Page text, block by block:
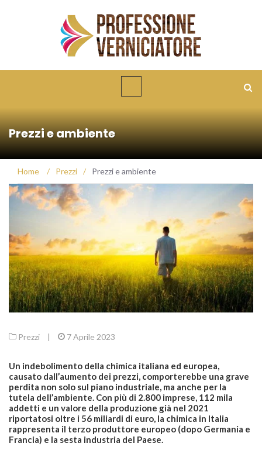
Prezzi e ambiente
Home / Prezzi / Prezzi e ambiente
Prezzi | 7 Aprile 2023
Un indebolimento della chimica italiana ed europea,
causato dall’aumento dei prezzi, comporterebbe una grave
perdita non solo sul piano industriale, ma anche per la
tutela dell’ambiente. Con più di 2.800 imprese, 112 mila
addetti e un valore della produzione già nel 2021
riportatosi oltre i 56 miliardi di euro, la chimica in Italia
rappresenta il terzo produttore europeo (dopo Germania e
Francia) e la sesta industria del Paese.